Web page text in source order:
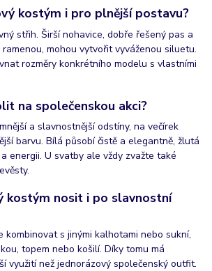
kostým i pro plnější postavu?
střih. Širší nohavice, dobře řešený pas a
mohou vytvořit vyváženou siluetu.
rozměry konkrétního modelu s vlastními
na společenskou akci?
a slavnostnější odstíny, na večírek
barvu. Bílá působí čistě a elegantně, žlutá
energii. U svatby ale vždy zvažte také
kostým nosit i po slavnostní
kombinovat s jinými kalhotami nebo sukní,
topem nebo košilí. Díky tomu má
využití než jednorázový společenský outfit.